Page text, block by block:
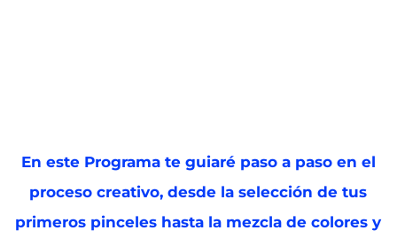
En este Programa te guiaré paso a paso en el
proceso creativo, desde la selección de tus
primeros pinceles hasta la mezcla de colores y